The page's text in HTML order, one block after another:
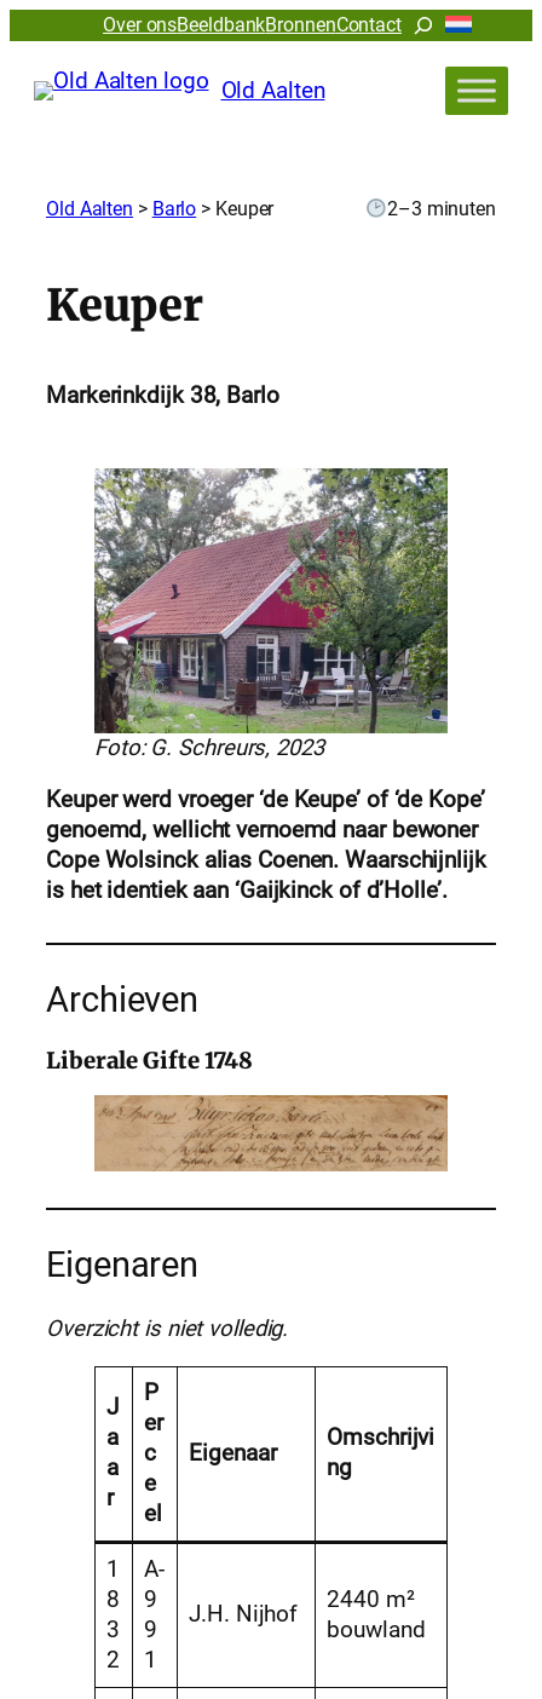
Over onsBeeldbankBronnenContactZoeken
Old Aalten
Old Aalten > Barlo > Keuper 2–3 minuten
Keuper
Markerinkdijk 38, Barlo
Foto: G. Schreurs, 2023
Keuper werd vroeger ‘de Keupe’ of ‘de Kope’
genoemd, wellicht vernoemd naar bewoner
Cope Wolsinck alias Coenen. Waarschijnlijk
is het identiek aan ‘Gaijkinck of d’Holle’.
Archieven
Liberale Gifte 1748
Eigenaren
Overzicht is niet volledig.
J
a
a
r
P
er
c
e
el
Eigenaar
Omschrijvi
ng
1
8
3
2
A-
9
9
1
J.H. Nijhof
2440 m²
bouwland